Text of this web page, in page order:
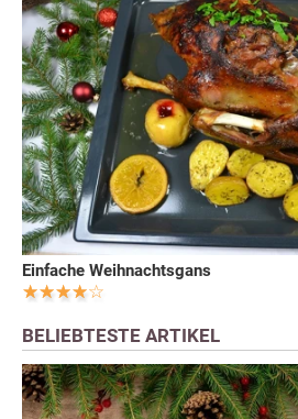
Einfache Weihnachtsgans
BELIEBTESTE ARTIKEL